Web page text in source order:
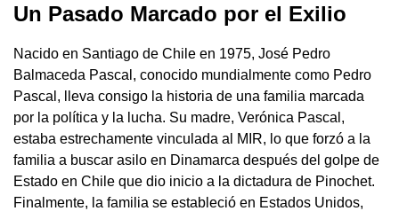
Un Pasado Marcado por el Exilio
Nacido en Santiago de Chile en 1975, José Pedro
Balmaceda Pascal, conocido mundialmente como Pedro
Pascal, lleva consigo la historia de una familia marcada
por la política y la lucha. Su madre, Verónica Pascal,
estaba estrechamente vinculada al MIR, lo que forzó a la
familia a buscar asilo en Dinamarca después del golpe de
Estado en Chile que dio inicio a la dictadura de Pinochet.
Finalmente, la familia se estableció en Estados Unidos,